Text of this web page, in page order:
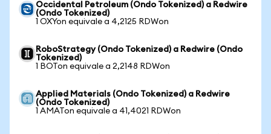
Occidental Petroleum (Ondo Tokenized) a Redwire
(Ondo Tokenized)
1 OXYon equivale a 4,2125 RDWon
RoboStrategy (Ondo Tokenized) a Redwire (Ondo
Tokenized)
1 BOTon equivale a 2,2148 RDWon
Applied Materials (Ondo Tokenized) a Redwire
(Ondo Tokenized)
1 AMATon equivale a 41,4021 RDWon